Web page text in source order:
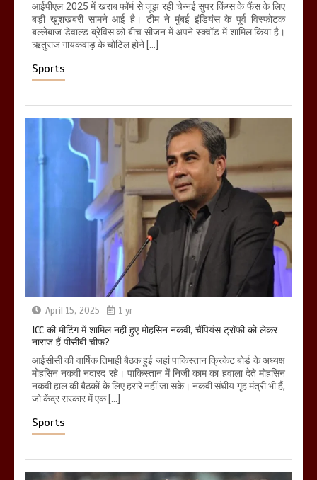
आईपीएल 2025 में खराब फॉर्म से जूझ रही चेन्नई सुपर किंग्स के फैंस के लिए
बड़ी खुशखबरी सामने आई है। टीम ने मुंबई इंडियंस के पूर्व विस्फोटक
बल्लेबाज डेवाल्ड ब्रेविस को बीच सीजन में अपने स्क्वॉड में शामिल किया है।
ऋतुराज गायकवाड़ के चोटिल होने […]
Sports
April 15, 2025 1 yr
ICC की मीटिंग में शामिल नहीं हुए मोहसिन नकवी, चैंपियंस ट्रॉफी को लेकर
नाराज हैं पीसीबी चीफ?
आईसीसी की वार्षिक तिमाही बैठक हुई जहां पाकिस्तान क्रिकेट बोर्ड के अध्यक्ष
मोहसिन नकवी नदारद रहे। पाकिस्तान में निजी काम का हवाला देते मोहसिन
नकवी हाल की बैठकों के लिए हरारे नहीं जा सके। नकवी संघीय गृह मंत्री भी हैं,
जो केंद्र सरकार में एक […]
Sports